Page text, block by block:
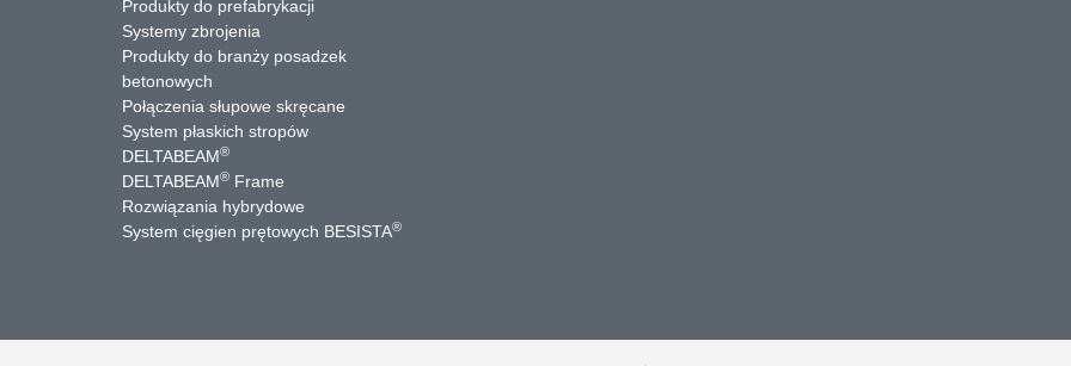
Produkty do prefabrykacji
Systemy zbrojenia
Produkty do branży posadzek
betonowych
Połączenia słupowe skręcane
System płaskich stropów
DELTABEAM®
DELTABEAM® Frame
Rozwiązania hybrydowe
System cięgien prętowych BESISTA®